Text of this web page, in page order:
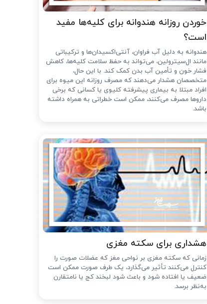
خوردن روزانه هندوانه برای کلیه‌ها مفید
است؟
هندوانه به دلیل آب فراوان، آنتی‌اکسیدان‌ها و ترکیباتی
مانند ال‌سیترولین، می‌تواند به حفظ سلامت کلیه‌ها، کاهش
فشار خون و تأمین آب بدن کمک کند. با این حال،
متخصصان هشدار می‌دهند که مصرف روزانه این میوه برای
افراد مبتلا به بیماری پیشرفته کلیوی یا کسانی که برخی
داروها مصرف می‌کنند، ممکن است خطراتی به همراه داشته
باشد.
هشداری برای سکته مغزی
زمانی که سکته مغزی بر نواحی مغز که عضلات صورت را
کنترل می‌کنند تأثیر می‌گذارد، یک طرف صورت ممکن است
ضعیف یا افتاده شود و باعث شود لبخند کج یا نامتقارن
به‌نظر برسد.